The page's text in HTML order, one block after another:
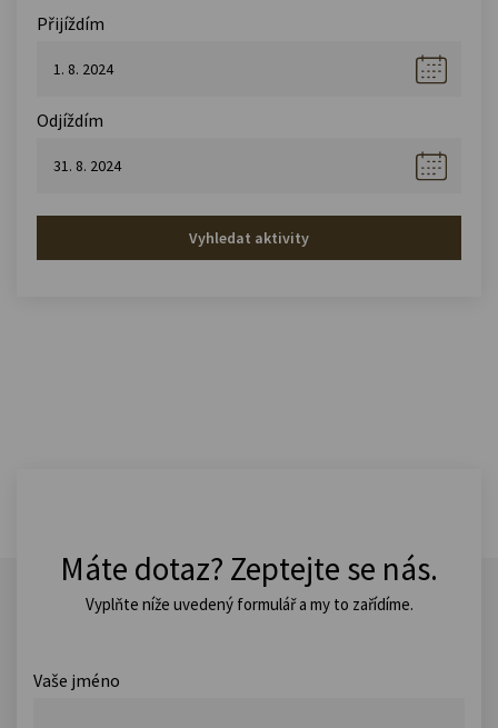
Přijíždím
Odjíždím
Vyhledat aktivity
Máte dotaz? Zeptejte se nás.
Vyplňte níže uvedený formulář a my to zařídíme.
Vaše jméno